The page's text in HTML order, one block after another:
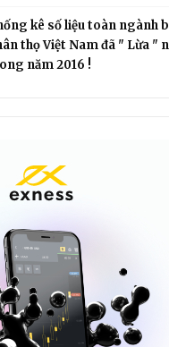
kê số liệu toàn ngành
thọ Việt Nam đã " Lừa "
năm 2016 !